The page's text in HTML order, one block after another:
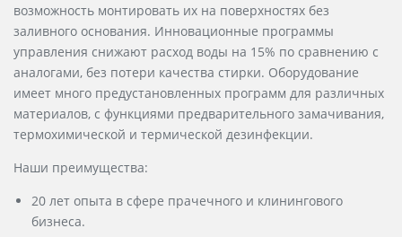
возможность монтировать их на поверхностях без
заливного основания. Инновационные программы
управления снижают расход воды на 15% по сравнению с
аналогами, без потери качества стирки. Оборудование
имеет много предустановленных программ для различных
материалов, с функциями предварительного замачивания,
термохимической и термической дезинфекции.
Наши преимущества:
20 лет опыта в сфере прачечного и клинингового
бизнеса.